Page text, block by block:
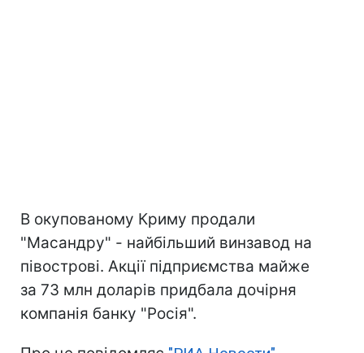
В окупованому Криму продали
"Масандру" - найбільший винзавод на
півострові. Акції підприємства майже
за 73 млн доларів придбала дочірня
компанія банку "Росія".